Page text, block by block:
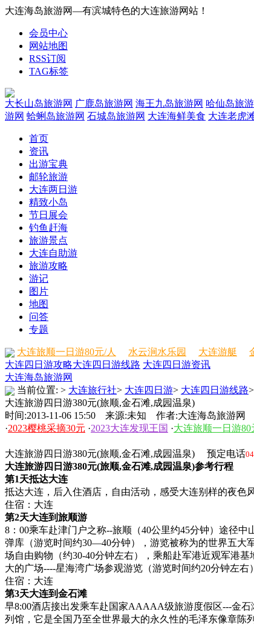
大连海岛旅游网—有滨城特色的大连旅游网站！
会员中心
网站地图
RSS订阅
TAG标签
大长山岛旅游网 广鹿岛旅游网 海王九岛旅游网 哈仙岛旅
游网 蛤蜊岛旅游网 石城岛旅游网 大连海鲜美食 大连老虎
首页
资讯
出游宝典
邮轮旅游
大连两日游
精致小岛
节日展会
钓鱼赶海
旅游景点
大连自助游
旅游攻略
游记
图片
地图
问答
专题
大连旅顺一日游80元/人 水云涧水乐园 大连游艇
大连四日游攻略大连四日游线路 大连四日游资讯
大连海岛旅游网
当前位置: > 大连旅行社> 大连四日游> 大连四日游线路>
大连旅游四日游380元(旅顺,金石滩,成园温泉)
时间:2013-11-06 15:50 来源:未知 作者:大连海岛旅游网
·2023樱桃采摘30元 ·2023大连发现王国 ·大连旅顺一日游80
大连旅游四日游380元(旅顺,金石滩,成园温泉) 预定电话
大连旅游四日游380元(旅顺,金石滩,成园温泉)参考行程
第1天抵达大连
抵达大连，后入住酒店，自由活动，感受大连别样的夜色
住宿：大连
第2天大连到旅顺游
8：00乘车赴津门户之称--旅顺（40公里约45分钟）途径
弹库（游览时间约30—40分钟），游览被称为的世界五大
场自由购物（约30-40分钟左右），乘船赴军港近观军港
大的广场----星海湾广场参观游览（游览时间约20分钟左
住宿：大连
第3天大连到金石滩
早8:00酒店接出发乘车赴国家AAAAA级旅游度假区---金
列馆，它是全国乃至全世界最大的永久性的毛泽东像章